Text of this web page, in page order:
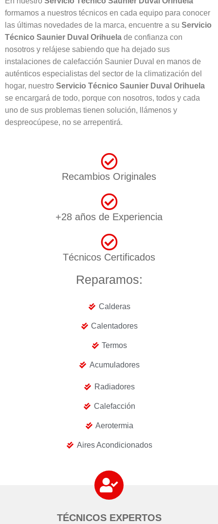
formamos a nuestros técnicos en cada equipo para conocer
las últimas novedades de la marca, encuentre a su Servicio
Técnico Saunier Duval Orihuela de confianza con
nosotros y relájese sabiendo que ha dejado sus
instalaciones de calefacción Saunier Duval en manos de
auténticos especialistas del sector de la climatización del
hogar, nuestro Servicio Técnico Saunier Duval Orihuela
se encargará de todo, porque con nosotros, todos y cada
uno de sus problemas tienen solución, llámenos y
despreocúpese, no se arrepentirá.
Recambios Originales
+28 años de Experiencia
Técnicos Certificados
Reparamos:
Calderas
Calentadores
Termos
Acumuladores
Radiadores
Calefacción
Aerotermia
Aires Acondicionados
TÉCNICOS EXPERTOS